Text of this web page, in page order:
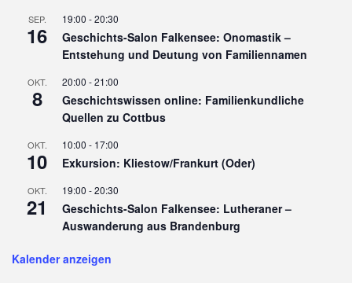
SEP.
16
19:00 -20:30
Geschichts-Salon Falkensee: Onomastik –
Entstehung und Deutung von Familiennamen
OKT.
8
20:00 -21:00
Geschichtswissen online: Familienkundliche
Quellen zu Cottbus
OKT.
10
10:00 - 17:00
Exkursion: Kliestow/Frankurt (Oder)
OKT.
21
19:00 -20:30
Geschichts-Salon Falkensee: Lutheraner –
Auswanderung aus Brandenburg
Kalender anzeigen